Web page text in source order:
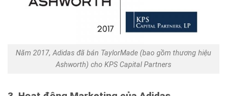
Năm 2017, Adidas đã bán TaylorMade (bao gồm thương hiệu
Ashworth) cho KPS Capital Partners